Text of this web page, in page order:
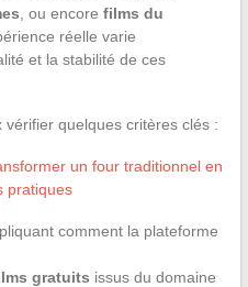
, ou encore films du
réelle varie
et la stabilité de ces
quelques critères clés :
un four traditionnel en
pratiques
comment la plateforme
gratuits issus du domaine